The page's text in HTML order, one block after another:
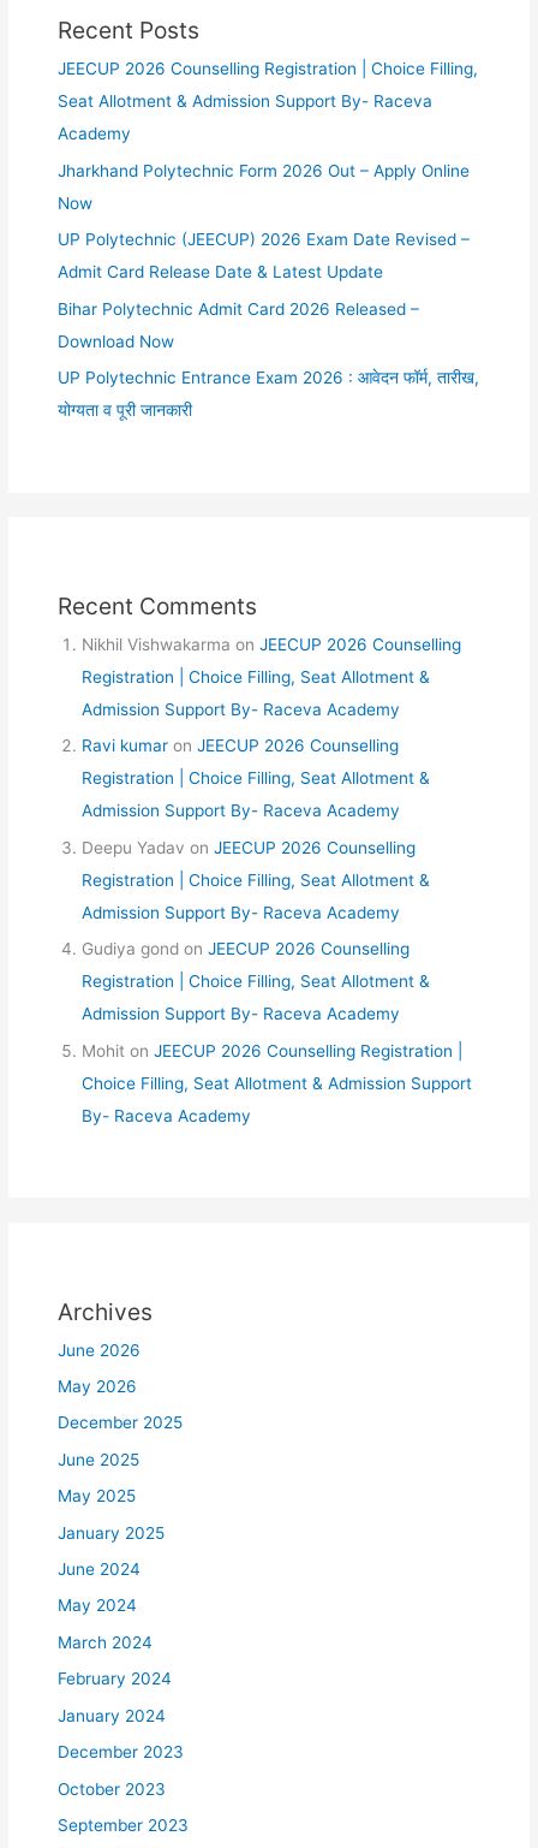
Recent Posts
JEECUP 2026 Counselling Registration | Choice Filling,
Seat Allotment & Admission Support By- Raceva
Academy
Jharkhand Polytechnic Form 2026 Out – Apply Online
Now
UP Polytechnic (JEECUP) 2026 Exam Date Revised –
Admit Card Release Date & Latest Update
Bihar Polytechnic Admit Card 2026 Released –
Download Now
UP Polytechnic Entrance Exam 2026 : आवेदन फॉर्म, तारीख,
योग्यता व पूरी जानकारी
Recent Comments
Nikhil Vishwakarma onJEECUP 2026 Counselling
Registration | Choice Filling, Seat Allotment &
Admission Support By- Raceva Academy
Ravi kumar onJEECUP 2026 Counselling
Registration | Choice Filling, Seat Allotment &
Admission Support By- Raceva Academy
Deepu Yadav onJEECUP 2026 Counselling
Registration | Choice Filling, Seat Allotment &
Admission Support By- Raceva Academy
Gudiya gond onJEECUP 2026 Counselling
Registration | Choice Filling, Seat Allotment &
Admission Support By- Raceva Academy
Mohit onJEECUP 2026 Counselling Registration |
Choice Filling, Seat Allotment & Admission Support
By- Raceva Academy
Archives
June 2026
May 2026
December 2025
June 2025
May 2025
January 2025
June 2024
May 2024
March 2024
February 2024
January 2024
December 2023
October 2023
September 2023